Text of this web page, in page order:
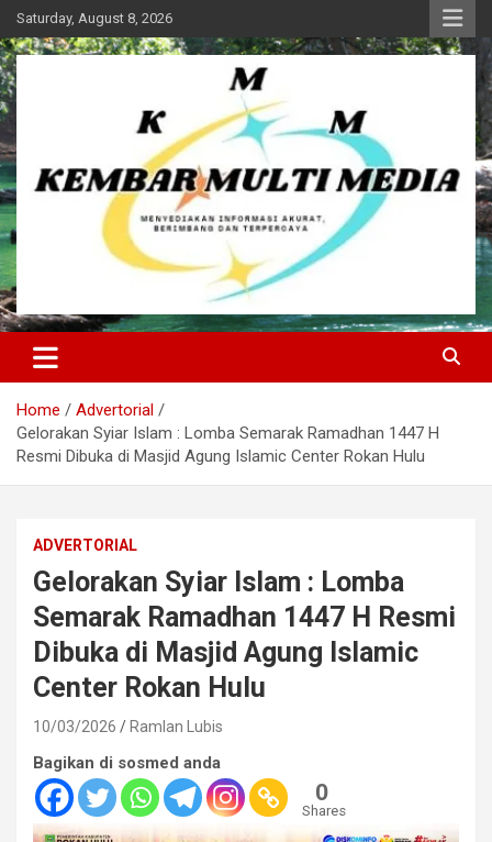
Skip
to
content
Saturday, August 8, 2026
Kembar Multi Media
Home
Advertorial
Gelorakan Syiar Islam : Lomba Semarak Ramadhan 1447 H
Resmi Dibuka di Masjid Agung Islamic Center Rokan Hulu
ADVERTORIAL
Gelorakan Syiar Islam : Lomba
Semarak Ramadhan 1447 H Resmi
Dibuka di Masjid Agung Islamic
Center Rokan Hulu
10/03/2026 Ramlan Lubis
Bagikan di sosmed anda
0
Shares